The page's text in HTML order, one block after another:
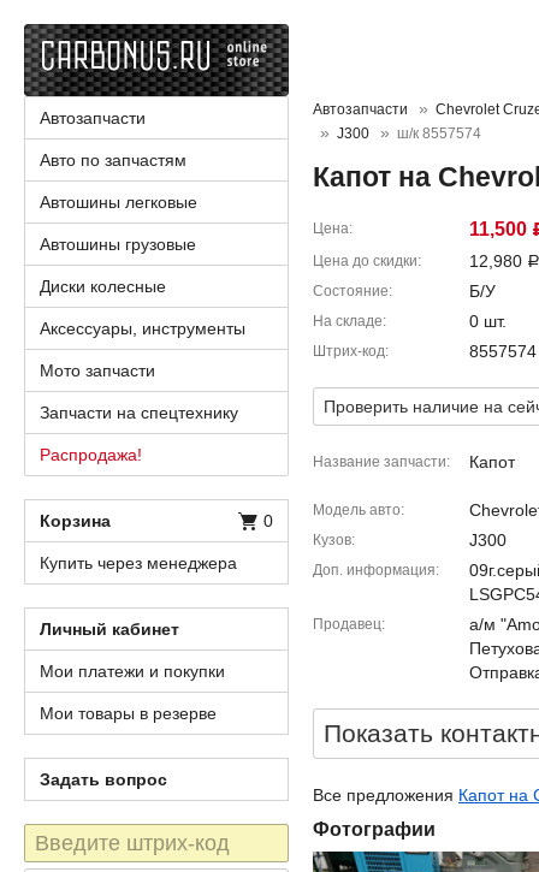
Автозапчасти
Chevrolet
J300
ш/к 8557574
Капот на
Цена 11,500
Цена до скидки 12,980 Р
Состояние Б/У
На складе 0 шт.
Штрих-код 8557574
Проверить наличие на
Название запчасти Капот
Модель авто
Кузов J300
Доп. информация
Продавец
а/м
Показать
Все предложения Капот на
Фотографии
Автозапчасти
Авто по запчастям
Автошины легковые
Автошины грузовые
Диски колесные
Аксессуары, инструменты
Мото запчасти
Запчасти на спецтехнику
Распродажа!
Корзина 0
Купить через менеджера
Личный кабинет
Мои платежи и покупки
Мои товары в резерве
Задать вопрос
Штрих-
код